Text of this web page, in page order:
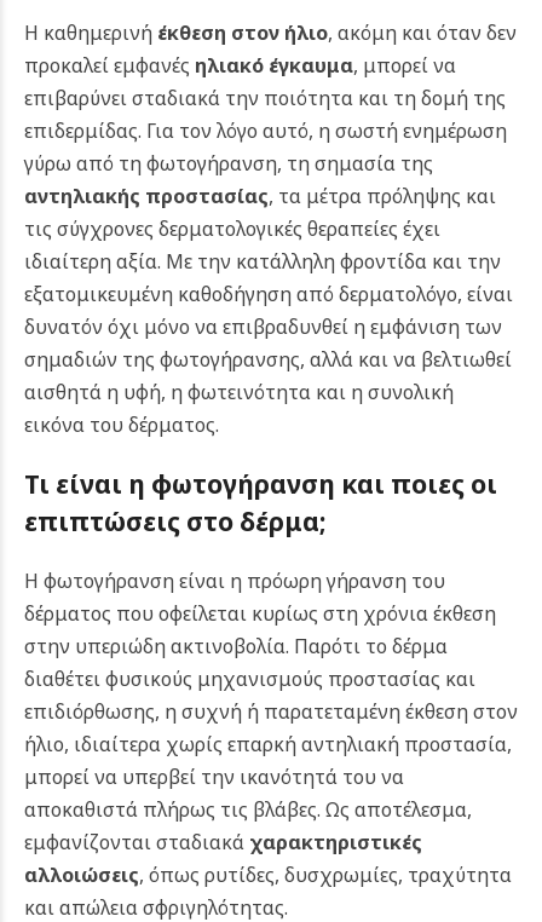
Η καθημερινή έκθεση στον ήλιο, ακόμη και όταν δεν
προκαλεί εμφανές ηλιακό έγκαυμα, μπορεί να
επιβαρύνει σταδιακά την ποιότητα και τη δομή της
επιδερμίδας. Για τον λόγο αυτό, η σωστή ενημέρωση
γύρω από τη φωτογήρανση, τη σημασία της
αντηλιακής προστασίας, τα μέτρα πρόληψης και
τις σύγχρονες δερματολογικές θεραπείες έχει
ιδιαίτερη αξία. Με την κατάλληλη φροντίδα και την
εξατομικευμένη καθοδήγηση από δερματολόγο, είναι
δυνατόν όχι μόνο να επιβραδυνθεί η εμφάνιση των
σημαδιών της φωτογήρανσης, αλλά και να βελτιωθεί
αισθητά η υφή, η φωτεινότητα και η συνολική
εικόνα του δέρματος.
Τι είναι η φωτογήρανση και ποιες οι
επιπτώσεις στο δέρμα;
Η φωτογήρανση είναι η πρόωρη γήρανση του
δέρματος που οφείλεται κυρίως στη χρόνια έκθεση
στην υπεριώδη ακτινοβολία. Παρότι το δέρμα
διαθέτει φυσικούς μηχανισμούς προστασίας και
επιδιόρθωσης, η συχνή ή παρατεταμένη έκθεση στον
ήλιο, ιδιαίτερα χωρίς επαρκή αντηλιακή προστασία,
μπορεί να υπερβεί την ικανότητά του να
αποκαθιστά πλήρως τις βλάβες. Ως αποτέλεσμα,
εμφανίζονται σταδιακά χαρακτηριστικές
αλλοιώσεις, όπως ρυτίδες, δυσχρωμίες, τραχύτητα
και απώλεια σφριγηλότητας.